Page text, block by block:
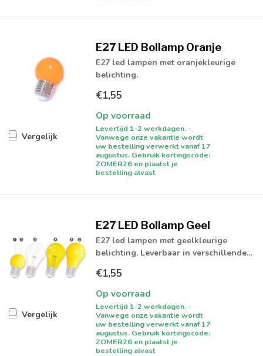
Vergelijk
E27 LED Bollamp Oranje
E27 led lampen met oranjekleurige
belichting.
€1,55
Op voorraad
Levertijd 1-2 werkdagen. -
Vanwege onze vakantie wordt
uw bestelling verwerkt vanaf 17
augustus. Gebruik kortingscode:
ZOMER26 en plaatst je
bestelling alvast
Vergelijk
E27 LED Bollamp Geel
E27 led lampen met geelkleurige
belichting. Leverbaar in verschillende...
€1,55
Op voorraad
Levertijd 1-2 werkdagen. -
Vanwege onze vakantie wordt
uw bestelling verwerkt vanaf 17
augustus. Gebruik kortingscode:
ZOMER26 en plaatst je
bestelling alvast